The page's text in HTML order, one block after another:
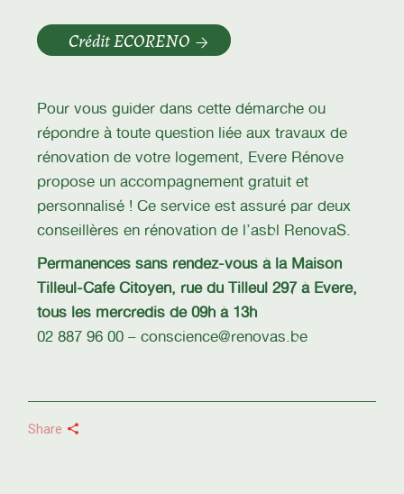
Crédit ECORENO
Pour vous guider dans cette démarche ou
répondre à toute question liée aux travaux de
rénovation de votre logement, Evere Rénove
propose un accompagnement gratuit et
personnalisé ! Ce service est assuré par deux
conseillères en rénovation de l’asbl RenovaS.
Permanences sans rendez-vous à la Maison
Tilleul-Café Citoyen, rue du Tilleul 297 à Evere,
tous les mercredis de 09h à 13h
02 887 96 00 – conscience@renovas.be
Share